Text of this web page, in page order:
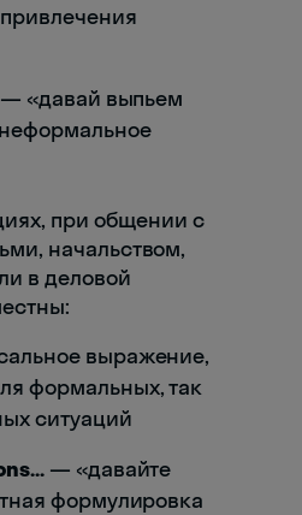
— «давай выпьем
при общении с
начальством,
в деловой
выражение,
формальных, так
ситуаций
— «давайте
формулировка